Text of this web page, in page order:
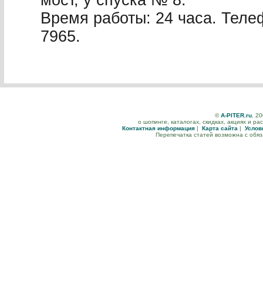
Время работы: 24 часа.
7965.
©A-PITER.ru,
о шопинге, каталогах, скидках, акциях и
Контактная информация | Карта сайта |
Перепечатка статей возможна с